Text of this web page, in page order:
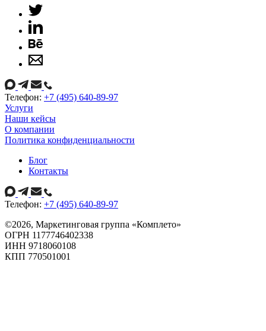
Телефон: +7 (495) 640-89-97
Услуги
Наши кейсы
О компании
Политика конфиденциальности
Блог
Контакты
Телефон: +7 (495) 640-89-97
©2026, Маркетинговая группа «Комплето»
ОГРН 1177746402338
ИНН 9718060108
КПП 770501001